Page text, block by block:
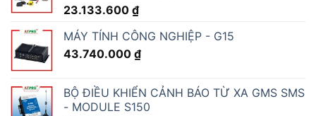
23.133.600 ₫
MÁY TÍNH CÔNG NGHIỆP - G15
43.740.000 ₫
BỘ ĐIỀU KHIỂN CẢNH BÁO TỪ XA GMS SMS
- MODULE S150